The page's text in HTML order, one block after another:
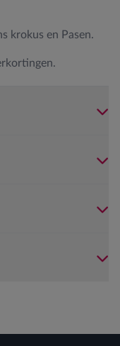
krokus en Pasen.